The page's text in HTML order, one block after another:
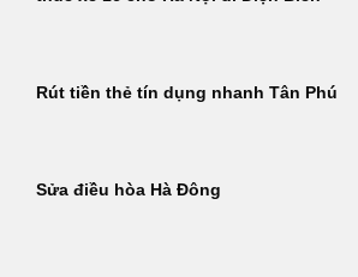
Rút tiền thẻ tín dụng nhanh Tân Phú
Sửa điều hòa Hà Đông